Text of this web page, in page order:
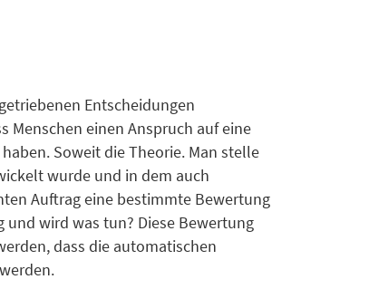
Entscheidungen
Menschen einen Anspruch auf eine
Soweit die Theorie. Man stelle
wurde und in dem auch
Auftrag eine bestimmte Bewertung
wird was tun? Diese Bewertung
dass die automatischen